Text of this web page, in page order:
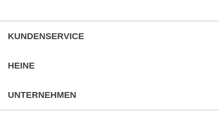
KUNDENSERVICE
HEINE
UNTERNEHMEN